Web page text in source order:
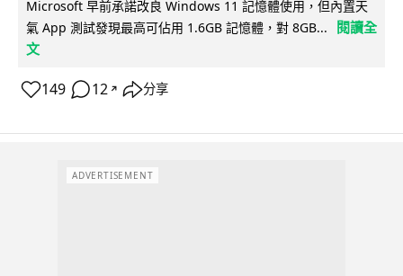
Microsoft 早前承諾改良 Windows 11 記憶體使用，但內置天
氣 App 測試發現最高可佔用 1.6GB 記憶體，對 8GB...
閱讀全
文
149 12 ↗ 分享
ADVERTISEMENT